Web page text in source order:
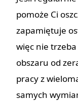
pomoże Ci
zapamiętuje
więc nie
obszaru od
pracy z
samych